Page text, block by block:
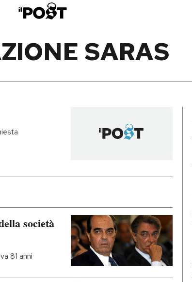
SARAS
società
81 anni